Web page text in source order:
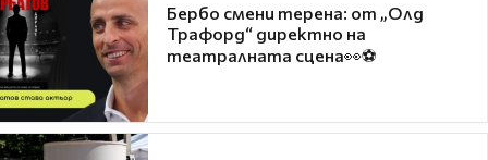
Бербо смени терена: от „Олд
Трафорд“ директно на
театралната сцена👀⚽